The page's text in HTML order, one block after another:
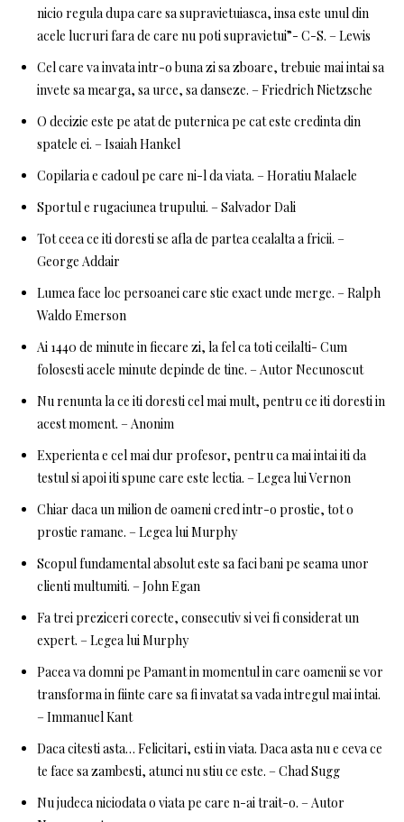
nicio regula dupa care sa supravietuiasca, insa este unul din
acele lucruri fara de care nu poti supravietui”- C-S. – Lewis
Cel care va invata intr-o buna zi sa zboare, trebuie mai intai sa
invete sa mearga, sa urce, sa danseze. – Friedrich Nietzsche
O decizie este pe atat de puternica pe cat este credinta din
spatele ei. – Isaiah Hankel
Copilaria e cadoul pe care ni-l da viata. – Horatiu Malaele
Sportul e rugaciunea trupului. – Salvador Dali
Tot ceea ce iti doresti se afla de partea cealalta a fricii. –
George Addair
Lumea face loc persoanei care stie exact unde merge. – Ralph
Waldo Emerson
Ai 1440 de minute in fiecare zi, la fel ca toti ceilalti- Cum
folosesti acele minute depinde de tine. – Autor Necunoscut
Nu renunta la ce iti doresti cel mai mult, pentru ce iti doresti in
acest moment. – Anonim
Experienta e cel mai dur profesor, pentru ca mai intai iti da
testul si apoi iti spune care este lectia. – Legea lui Vernon
Chiar daca un milion de oameni cred intr-o prostie, tot o
prostie ramane. – Legea lui Murphy
Scopul fundamental absolut este sa faci bani pe seama unor
clienti multumiti. – John Egan
Fa trei preziceri corecte, consecutiv si vei fi considerat un
expert. – Legea lui Murphy
Pacea va domni pe Pamant in momentul in care oamenii se vor
transforma in fiinte care sa fi invatat sa vada intregul mai intai.
– Immanuel Kant
Daca citesti asta… Felicitari, esti in viata. Daca asta nu e ceva ce
te face sa zambesti, atunci nu stiu ce este. – Chad Sugg
Nu judeca niciodata o viata pe care n-ai trait-o. – Autor